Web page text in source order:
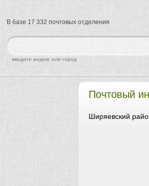
Почтовый
Ширяевский
найти
введите индекс или город
В базе 17 332 почтовых отделения